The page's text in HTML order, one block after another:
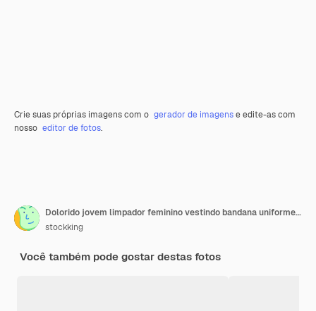
Crie suas próprias imagens com o gerador de imagense edite-as com
nosso editor de fotos.
Dolorido jovem limpador feminino vestindo bandana uniforme e luvas de borracha, mantendo a mão na cabeça e outra mão na cintura, olhando para a câmera isolada no fundo azul
stockking
Você também pode gostar destas fotos